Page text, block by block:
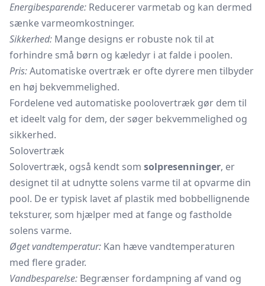
Energibesparende: Reducerer varmetab og kan dermed
sænke varmeomkostninger.
Sikkerhed: Mange designs er robuste nok til at
forhindre små børn og kæledyr i at falde i poolen.
Pris:Automatiske overtræk er ofte dyrere men tilbyder
en høj bekvemmelighed.
Fordelene ved automatiske poolovertræk gør dem til
et ideelt valg for dem, der søger bekvemmelighed og
sikkerhed.
Solovertræk
Solovertræk, også kendt som solpresenninger, er
designet til at udnytte solens varme til at opvarme din
pool. De er typisk lavet af plastik med bobbellignende
teksturer, som hjælper med at fange og fastholde
solens varme.
Øget vandtemperatur: Kan hæve vandtemperaturen
med flere grader.
Vandbesparelse: Begrænser fordampning af vand og